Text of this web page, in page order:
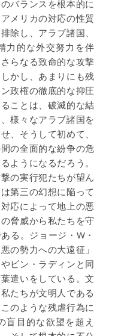
バランスを根本的に
メリカの対応の性質
除し、アラブ諸国、
力的な外交努力を伴
らなる致命的な攻撃
かし、あまりにも残
政権の徹底的な抑圧
ことは、破滅的な結
様々なアラブ諸国を
、そうして初めて、
の全面的な紛争の危
ようになるだろう。
の実行犯たちが望ん
第三の幻想に陥って
応によって地上の悪
脅威から私たちを守
る。ジョージ・W・
の勢力への大遠征」
ビン・ラディンと同
遣いをしている。文
たちが文明人である
のような残虐行為に
盲目的な欲望を超え